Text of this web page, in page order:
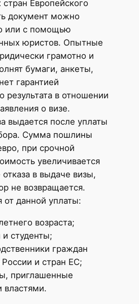
стран Европейского
документ можно
или с помощью
юристов. Опытные
грамотно и
бумаги, анкеты,
гарантией
результата в отношении
о визе.
выдается после уплаты
Сумма пошлины
при срочной
увеличивается
в выдаче визы,
не возвращается.
данной уплаты:
возраста;
студенты;
граждан
и стран ЕС;
приглашенные
властями.